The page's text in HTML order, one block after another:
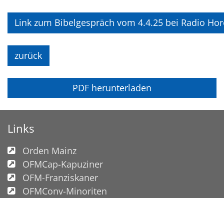
Link zum Bibelgespräch vom 4.4.25 bei Radio
zurück
PDF herunterladen
Links
Orden Mainz
OFMCap-Kapuziner
OFM-Franziskaner
OFMConv-Minoriten